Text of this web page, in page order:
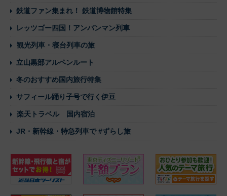
鉄道ファン集まれ！ 鉄道博物館特集
レッツゴー四国！アンパンマン列車
観光列車・寝台列車の旅
立山黒部アルペンルート
冬のおすすめ国内旅行特集
サフィール踊り子号で行く伊豆
楽天トラベル 国内宿泊
JR・新幹線・特急列車で #ずらし旅